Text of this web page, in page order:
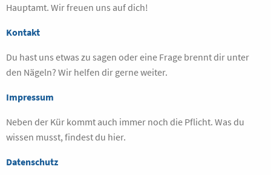
Hauptamt. Wir freuen uns auf dich!
Kontakt
Du hast uns etwas zu sagen oder eine Frage brennt dir unter
den Nägeln? Wir helfen dir gerne weiter.
Impressum
Neben der Kür kommt auch immer noch die Pflicht. Was du
wissen musst, findest du hier.
Datenschutz